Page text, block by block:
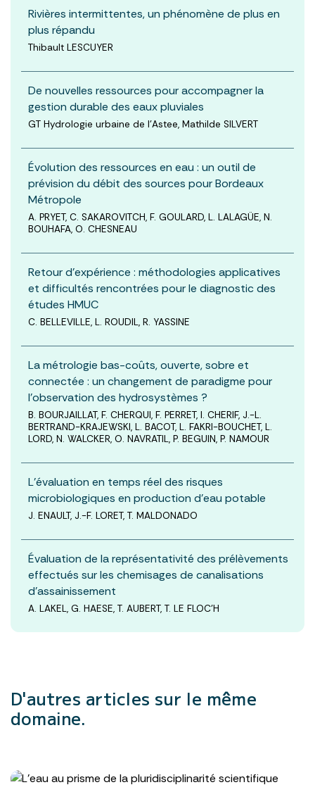
Rivières intermittentes, un phénomène de plus en
plus répandu
Thibault LESCUYER
De nouvelles ressources pour accompagner la
gestion durable des eaux pluviales
GT Hydrologie urbaine de l'Astee, Mathilde SILVERT
Évolution des ressources en eau : un outil de
prévision du débit des sources pour Bordeaux
Métropole
A. PRYET, C. SAKAROVITCH, F. GOULARD, L. LALAGÜE, N.
BOUHAFA, O. CHESNEAU
Retour d’expérience : méthodologies applicatives
et difficultés rencontrées pour le diagnostic des
études HMUC
C. BELLEVILLE, L. ROUDIL, R. YASSINE
La métrologie bas-coûts, ouverte, sobre et
connectée : un changement de paradigme pour
l’observation des hydrosystèmes ?
B. BOURJAILLAT, F. CHERQUI, F. PERRET, I. CHERIF, J.-L.
BERTRAND-KRAJEWSKI, L. BACOT, L. FAKRI-BOUCHET, L.
LORD, N. WALCKER, O. NAVRATIL, P. BEGUIN, P. NAMOUR
L’évaluation en temps réel des risques
microbiologiques en production d’eau potable
J. ENAULT, J.-F. LORET, T. MALDONADO
Évaluation de la représentativité des prélèvements
effectués sur les chemisages de canalisations
d’assainissement
A. LAKEL, G. HAESE, T. AUBERT, T. LE FLOC’H
D'autres articles sur le même
domaine.